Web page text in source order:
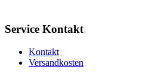
Service Kontakt
Kontakt
Versandkosten